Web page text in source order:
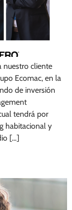
nuestro cliente
Ecomac, en la
de inversión
tendrá por
habitacional y
[…]